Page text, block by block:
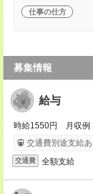
仕事の仕方
募集情報
給与
時給1550円 月収例
交通費別途支給あ
交通費 全額支給